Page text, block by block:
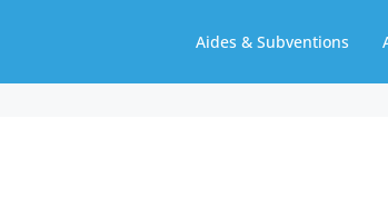
Aides & Subventions